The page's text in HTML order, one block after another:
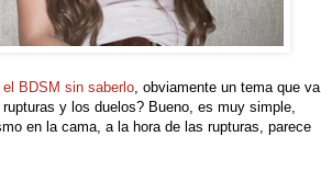
BDSM sin saberlo, obviamente un tema que va
y los duelos? Bueno, es muy simple,
en la cama, a la hora de las rupturas, parece